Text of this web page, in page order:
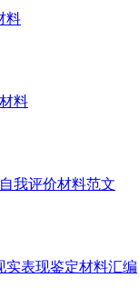
料
料
我评价材料范文
实表现鉴定材料汇编